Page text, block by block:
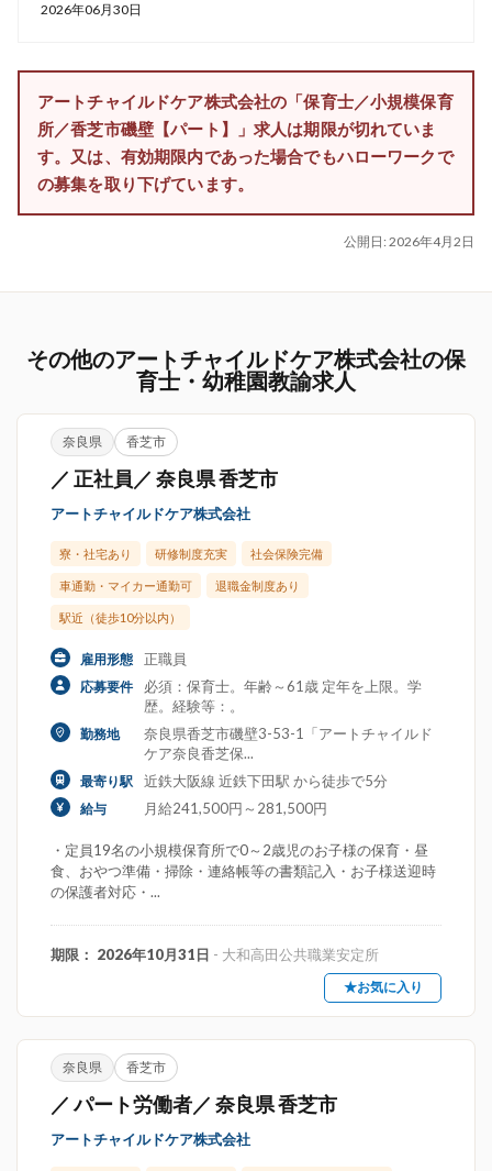
2026年06月30日
アートチャイルドケア株式会社の「保育士／小規模保育
所／香芝市磯壁【パート】」求人は期限が切れていま
す。又は、有効期限内であった場合でもハローワークで
の募集を取り下げています。
公開日: 2026年4月2日
その他のアートチャイルドケア株式会社の保
育士・幼稚園教諭求人
奈良県 香芝市
／ 正社員／ 奈良県 香芝市
アートチャイルドケア株式会社
寮・社宅あり 研修制度充実 社会保険完備
車通勤・マイカー通勤可 退職金制度あり
駅近（徒歩10分以内）
雇用形態 正職員
応募要件
必須：保育士。年齢～61歳 定年を上限。学
歴。経験等：。
勤務地
奈良県香芝市磯壁3-53-1「アートチャイルド
ケア奈良香芝保...
最寄り駅 近鉄大阪線 近鉄下田駅 から徒歩で5分
給与 月給241,500円～281,500円
・定員19名の小規模保育所で0～2歳児のお子様の保育・昼
食、おやつ準備・掃除・連絡帳等の書類記入・お子様送迎時
の保護者対応・...
期限： 2026年10月31日 - 大和高田公共職業安定所
★お気に入り
奈良県 香芝市
／ パート労働者／ 奈良県 香芝市
アートチャイルドケア株式会社